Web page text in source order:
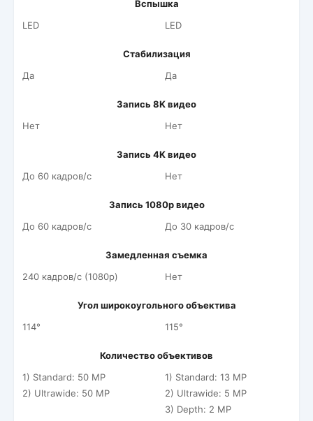
Вспышка
LED
LED
Стабилизация
Да
Да
Запись 8K видео
Нет
Нет
Запись 4K видео
До 60 кадров/c
Нет
Запись 1080p видео
До 60 кадров/c
До 30 кадров/c
Замедленная съемка
240 кадров/c (1080p)
Нет
Угол широкоугольного объектива
114°
115°
Количество объективов
1) Standard: 50 MP
2) Ultrawide: 50 MP
1) Standard: 13 MP
2) Ultrawide: 5 MP
3) Depth: 2 MP